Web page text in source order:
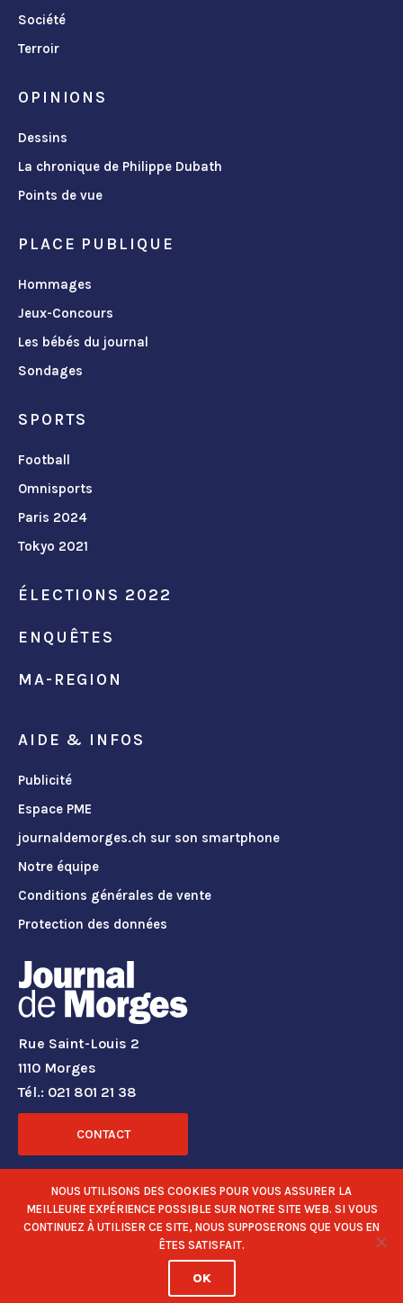
Société
Terroir
OPINIONS
Dessins
La chronique de Philippe Dubath
Points de vue
PLACE PUBLIQUE
Hommages
Jeux-Concours
Les bébés du journal
Sondages
SPORTS
Football
Omnisports
Paris 2024
Tokyo 2021
ÉLECTIONS 2022
ENQUÊTES
MA-REGION
AIDE & INFOS
Publicité
Espace PME
journaldemorges.ch sur son smartphone
Notre équipe
Conditions générales de vente
Protection des données
Rue Saint-Louis 2
1110 Morges
Tél.: 021 801 21 38
CONTACT
RÉSEAUX SOCIAUX
NOUS UTILISONS DES COOKIES POUR VOUS ASSURER LA
MEILLEURE EXPÉRIENCE POSSIBLE SUR NOTRE SITE WEB. SI VOUS
CONTINUEZ À UTILISER CE SITE, NOUS SUPPOSERONS QUE VOUS EN
ÊTES SATISFAIT.
OK